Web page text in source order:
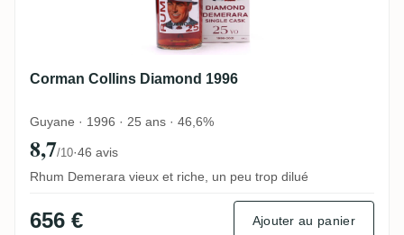
Corman Collins Diamond 1996
Guyane · 1996 · 25 ans · 46,6%
8,7/10·46 avis
Rhum Demerara vieux et riche, un peu trop dilué
656 € Ajouter au panier